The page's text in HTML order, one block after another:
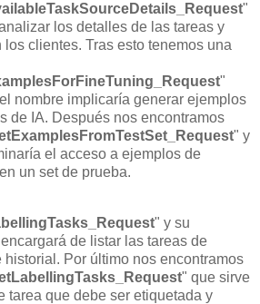
"
los detalles de las tareas y
clientes. Tras esto tenemos una
"
nombre implicaría generar ejemplos
de IA. Después nos encontramos
" y
el acceso a ejemplos de
un set de prueba.
" y su
de listar las tareas de
Por último nos encontramos
" que sirve
tarea que debe ser etiquetada y